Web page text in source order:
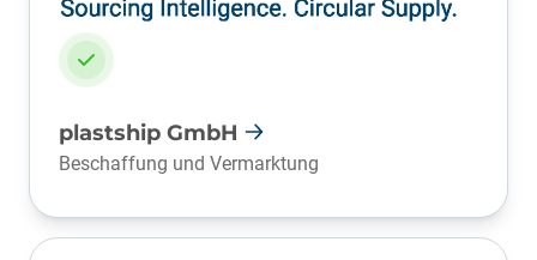
plastship GmbH
Beschaffung und Vermarktung